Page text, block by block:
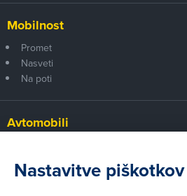
Mobilnost
Promet
Nasveti
Na poti
Avtomobili
Prvi pogled
Za volanom
Nastavitve piškotkov